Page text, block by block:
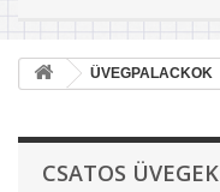
ÜVEGPALACKOK
CSATOS ÜVEGEK